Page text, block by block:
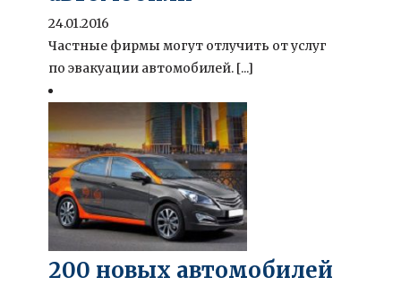
24.01.2016
Частные фирмы могут отлучить от услуг
по эвакуации автомобилей. [...]
200 новых автомобилей